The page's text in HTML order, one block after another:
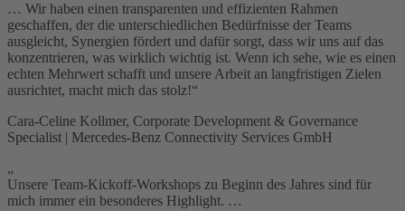
… Wir haben einen transparenten und effizienten Rahmen
geschaffen, der die unterschiedlichen Bedürfnisse der Teams
ausgleicht, Synergien fördert und dafür sorgt, dass wir uns auf das
konzentrieren, was wirklich wichtig ist. Wenn ich sehe, wie es einen
echten Mehrwert schafft und unsere Arbeit an langfristigen Zielen
ausrichtet, macht mich das stolz!“
Cara-Celine Kollmer, Corporate Development & Governance
Specialist | Mercedes-Benz Connectivity Services GmbH
„
Unsere Team-Kickoff-Workshops zu Beginn des Jahres sind für
mich immer ein besonderes Highlight. …